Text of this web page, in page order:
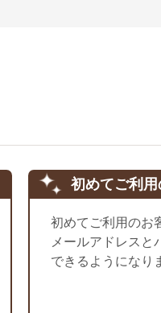
初めてご利用
初めてご利用のお
メールアドレスと
できるようになり